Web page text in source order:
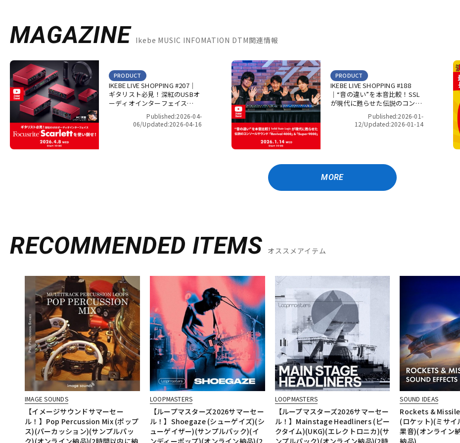
MAGAZINE Ikebe MUSIC INFOMATION DTM関連情報
IKEBE LIVE SHOPPING #207｜
ギタリスト必見！深紅のUSBオ
ーディオインターフェイス
Focusrite Scarlett を使い倒
せ！【presented by パワーレ
PRODUCT
Published:2026-04-
06/Updated:2026-04-16
IKEBE LIVE SHOPPING #188
｜“音の違い”を本音比較！SSL
が現代に甦らせた伝説のコンソ
ールサウンド「Revival 4000」
＆「Super 9000」【presented
by パワーレック】
PRODUCT
Published:2026-01-
12/Updated:2026-01-14
MORE
RECOMMENDED ITEMS オススメアイテム
IMAGE SOUNDS
【イメージサウンドサマーセー
ル！】Pop Percussion Mix (ポップ
ス)(パーカッション)(サンプルパッ
ク)(オンライン納品)(2時間以内に納
LOOPMASTERS
【ループマスターズ2026サマーセー
ル！】Shoegaze (シューゲイズ)(シ
ューゲイザー)(サンプルパック)(イ
ンディーポップ)(オンライン納品)(2
LOOPMASTERS
【ループマスターズ2026サマーセー
ル！】Mainstage Headliners (ピー
クタイム)(UKG)(エレクトロニカ)(サ
ンプルパック)(オンライン納品)(2時
SOUND IDEAS
Rockets &
(ロケット)(ミサ
果音)(オンライン
納品)